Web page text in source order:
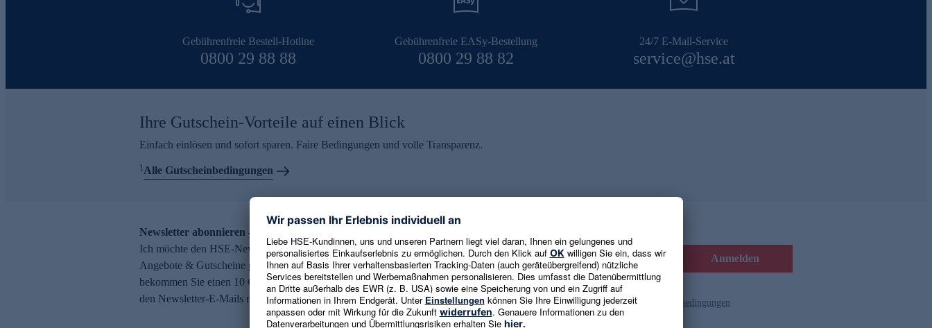
Gebührenfreie Bestell-Hotline
0800 29 88 88
Gebührenfreie EASy-Bestellung
0800 29 88 82
24/7 E-Mail-Service
service@hse.at
Ihre Gutschein-Vorteile auf einen Blick
Einfach einlösen und sofort sparen. Faire Bedingungen und volle Transparenz.
1Alle Gutscheinbedingungen
Newsletter abonnieren – 10 € Gutschein erhalten
Ich möchte den HSE-Newsletter abonnieren und aktuelle Trends,
Angebote & Gutscheine per E-Mail erhalten. Als Dankeschön
bekommen Sie einen 10 € Gutschein. Eine Abmeldung ist jederzeit in
den Newsletter-E-Mails möglich.
E-Mail-Adresse eingeben Anmelden
Es gelten die Datenschutzrichtlinienund die Gutscheinbedingungen